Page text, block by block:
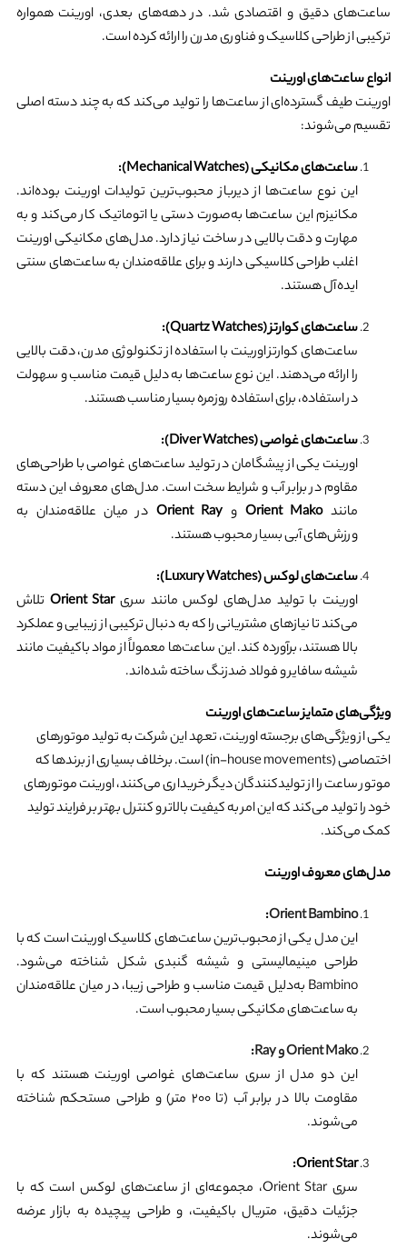
ساعت‌های دقیق و اقتصادی شد. در دهه‌های بعدی، اورینت همواره
ترکیبی از طراحی کلاسیک و فناوری مدرن را ارائه کرده است.
انواع ساعت‌های اورینت
اورینت طیف گسترده‌ای از ساعت‌ها را تولید می‌کند که به چند دسته اصلی
تقسیم می‌شوند:
ساعت‌های مکانیکی (Mechanical Watches):
این نوع ساعت‌ها از دیرباز محبوب‌ترین تولیدات اورینت بوده‌اند.
مکانیزم این ساعت‌ها به‌صورت دستی یا اتوماتیک کار می‌کند و به
مهارت و دقت بالایی در ساخت نیاز دارد. مدل‌های مکانیکی اورینت
اغلب طراحی کلاسیکی دارند و برای علاقه‌مندان به ساعت‌های سنتی
ایده‌آل هستند.
ساعت‌های کوارتز (Quartz Watches):
ساعت‌های کوارتز اورینت با استفاده از تکنولوژی مدرن، دقت بالایی
را ارائه می‌دهند. این نوع ساعت‌ها به دلیل قیمت مناسب و سهولت
در استفاده، برای استفاده روزمره بسیار مناسب هستند.
ساعت‌های غواصی (Diver Watches):
اورینت یکی از پیشگامان در تولید ساعت‌های غواصی با طراحی‌های
مقاوم در برابر آب و شرایط سخت است. مدل‌های معروف این دسته
مانندOrient Mako و Orient Ray در میان علاقه‌مندان به
ورزش‌های آبی بسیار محبوب هستند.
ساعت‌های لوکس (Luxury Watches):
اورینت با تولید مدل‌های لوکس مانند سریOrient Star تلاش
می‌کند تا نیازهای مشتریانی را که به دنبال ترکیبی از زیبایی و عملکرد
بالا هستند، برآورده کند. این ساعت‌ها معمولاً از مواد باکیفیت مانند
شیشه سافایر و فولاد ضدزنگ ساخته شده‌اند.
ویژگی‌های متمایز ساعت‌های اورینت
یکی از ویژگی‌های برجسته اورینت، تعهد این شرکت به تولید موتورهای
اختصاصی (in-house movements) است. برخلاف بسیاری از برندها که
موتور ساعت را از تولیدکنندگان دیگر خریداری می‌کنند، اورینت موتورهای
خود را تولید می‌کند که این امر به کیفیت بالاتر و کنترل بهتر بر فرایند تولید
کمک می‌کند.
مدل‌های معروف اورینت
Orient Bambino
:
این مدل یکی از محبوب‌ترین ساعت‌های کلاسیک اورینت است که با
طراحی مینیمالیستی و شیشه گنبدی شکل شناخته می‌شود.
Bambino به‌دلیل قیمت مناسب و طراحی زیبا، در میان علاقه‌مندان
به ساعت‌های مکانیکی بسیار محبوب است.
Orient Mako و Ray
:
این دو مدل از سری ساعت‌های غواصی اورینت هستند که با
مقاومت بالا در برابر آب (تا ۲۰۰ متر) و طراحی مستحکم شناخته
می‌شوند.
Orient Star:
سری Orient Star، مجموعه‌ای از ساعت‌های لوکس است که با
جزئیات دقیق، متریال باکیفیت، و طراحی پیچیده به بازار عرضه
می‌شوند.